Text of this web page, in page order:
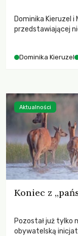
Dominika Kieruzel
przedstawiającej
Dominika Kieruzel
Koniec z
Pozostał już tylko
obywatelską
Aktualności